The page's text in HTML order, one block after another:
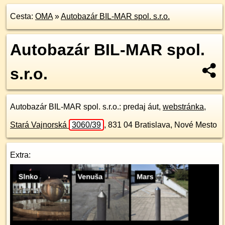
Cesta: OMA»Autobazár BIL-MAR spol. s.r.o.
Autobazár BIL-MAR spol.
s.r.o.
Autobazár BIL-MAR spol. s.r.o.: predaj áut, webstránka,
Stará Vajnorská 3060/39 , 831 04 Bratislava, Nové Mesto
Extra: